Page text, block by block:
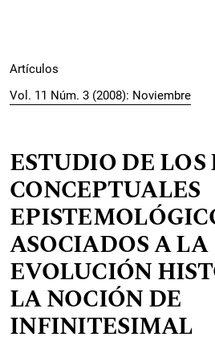
Artículos
Vol. 11 Núm. 3 (2008): Noviembre
ESTUDIO DE LOS
CONCEPTUALES
ASOCIADOS A LA
EVOLUCIÓN
LA NOCIÓN DE
INFINITESIMAL